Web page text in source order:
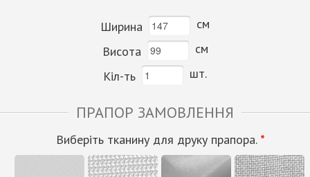
Ширина
см
Висота
см
Кіл-ть
шт.
ПРАПОР ЗАМОВЛЕННЯ
Виберіть тканину для друку прапора. *